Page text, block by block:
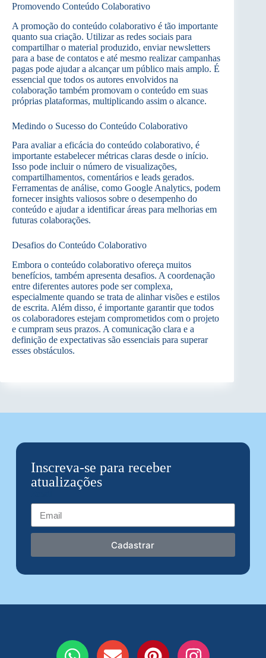
Promovendo Conteúdo Colaborativo
A promoção do conteúdo colaborativo é tão importante
quanto sua criação. Utilizar as redes sociais para
compartilhar o material produzido, enviar newsletters
para a base de contatos e até mesmo realizar campanhas
pagas pode ajudar a alcançar um público mais amplo. É
essencial que todos os autores envolvidos na
colaboração também promovam o conteúdo em suas
próprias plataformas, multiplicando assim o alcance.
Medindo o Sucesso do Conteúdo Colaborativo
Para avaliar a eficácia do conteúdo colaborativo, é
importante estabelecer métricas claras desde o início.
Isso pode incluir o número de visualizações,
compartilhamentos, comentários e leads gerados.
Ferramentas de análise, como Google Analytics, podem
fornecer insights valiosos sobre o desempenho do
conteúdo e ajudar a identificar áreas para melhorias em
futuras colaborações.
Desafios do Conteúdo Colaborativo
Embora o conteúdo colaborativo ofereça muitos
benefícios, também apresenta desafios. A coordenação
entre diferentes autores pode ser complexa,
especialmente quando se trata de alinhar visões e estilos
de escrita. Além disso, é importante garantir que todos
os colaboradores estejam comprometidos com o projeto
e cumpram seus prazos. A comunicação clara e a
definição de expectativas são essenciais para superar
esses obstáculos.
Inscreva-se para receber
atualizações
Cadastrar